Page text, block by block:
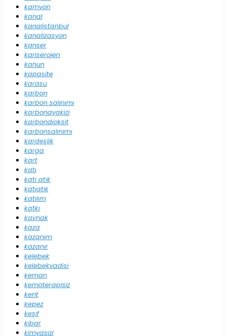
kamyon
kanal
kanalistanbul
kanalizasyon
kanser
kanserojen
kanun
kapasite
karasu
karbon
karbon salınımı
karbonayakizi
karbondioksit
karbonsalınımı
kardeşlik
karga
kart
katı
katı atık
katıatık
katılım
katkı
kaynak
kaza
kazanım
kazanır
kelebek
kelebekvadisi
keman
kemoterapisiz
kent
kepez
keşif
kibar
kimyasal